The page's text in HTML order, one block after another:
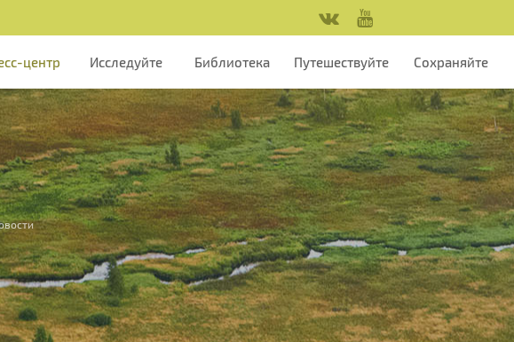
центр Исследуйте Библиотека Путешествуйте Сохраняйте